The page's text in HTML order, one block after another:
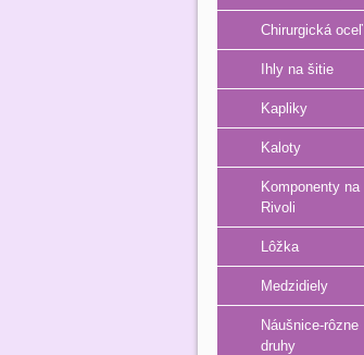
Chirurgická oceľ
Ihly na šitie
Kapliky
Kaloty
Komponenty na
Rivoli
Lôžka
Medzidiely
Náušnice-rôzne
druhy